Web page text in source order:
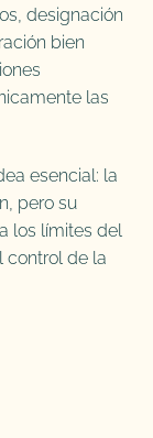
designación
bien
las
esencial: la
pero su
los límites del
control de la